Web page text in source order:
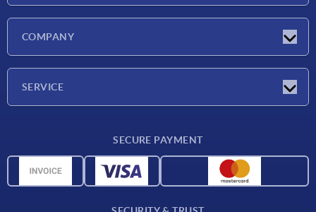
COMPANY
SERVICE
CAD data
SECURE PAYMENT